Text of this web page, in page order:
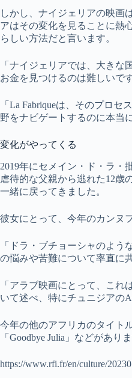
しかし、ナイジェリアの映画
アはその変化を見ることに熱
らしい方法だと言います。
「ナイジェリアでは、大き
お金を見つけるのは難しいで
「La Fabriqueは、そのプロ
野をナビゲートするのに本当
変化がやってくる
2019年にセメイン・ド・ラ・
虐待的な父親から逃れた12歳
一緒に戻ってきました。
彼女にとって、今年のカンヌ
「ドラ・ブチョーシャのよ
の悩みや苦難について率直に
「アラブ映画にとって、こ
いて述べ、特にチュニジアの
今年の他のアフリカのタイト
「Goodbye Julia」などがありま
https://www.rfi.fr/en/culture/